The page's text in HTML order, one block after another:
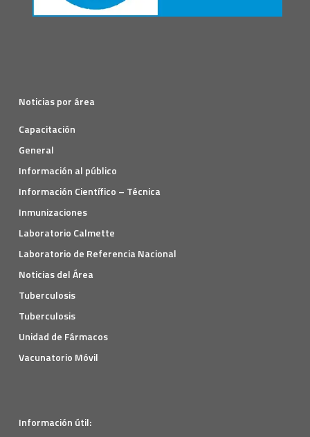
Noticias por área
Capacitación
General
Información al público
Información Científico – Técnica
Inmunizaciones
Laboratorio Calmette
Laboratorio de Referencia Nacional
Noticias del Área
Tuberculosis
Tuberculosis
Unidad de Fármacos
Vacunatorio Móvil
Información útil: